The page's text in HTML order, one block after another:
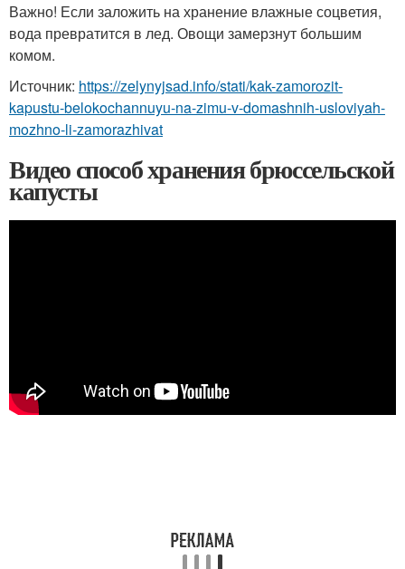
Важно! Если заложить на хранение влажные соцветия,
вода превратится в лед. Овощи замерзнут большим
комом.
Источник: https://zelynyjsad.info/stati/kak-zamorozit-
kapustu-belokochannuyu-na-zimu-v-domashnih-usloviyah-
mozhno-li-zamorazhivat
Видео способ хранения брюссельской
капусты